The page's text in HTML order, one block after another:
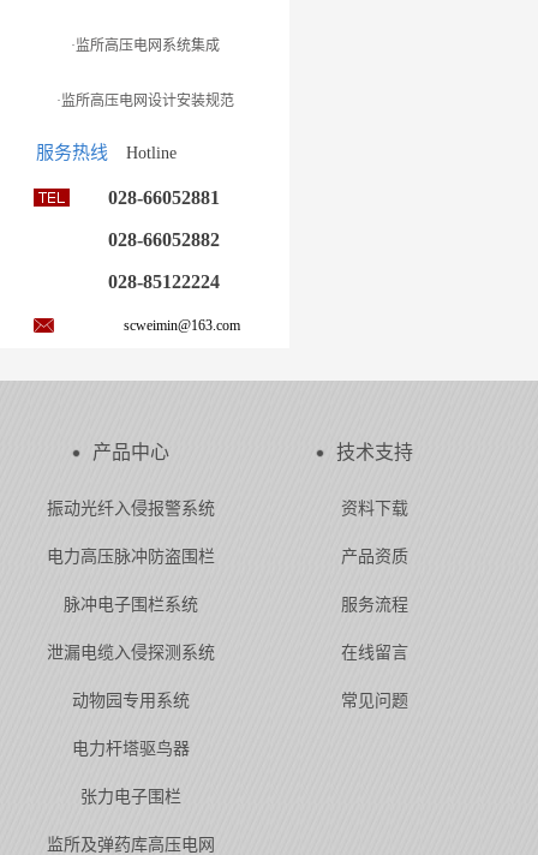
·监所高压电网系统集成
·监所高压电网设计安装规范
服务热线 Hotline
028-66052881
028-66052882
028-85122224
scweimin@163.com
产品中心
振动光纤入侵报警系统
电力高压脉冲防盗围栏
脉冲电子围栏系统
泄漏电缆入侵探测系统
动物园专用系统
电力杆塔驱鸟器
张力电子围栏
监所及弹药库高压电网
技术支持
资料下载
产品资质
服务流程
在线留言
常见问题